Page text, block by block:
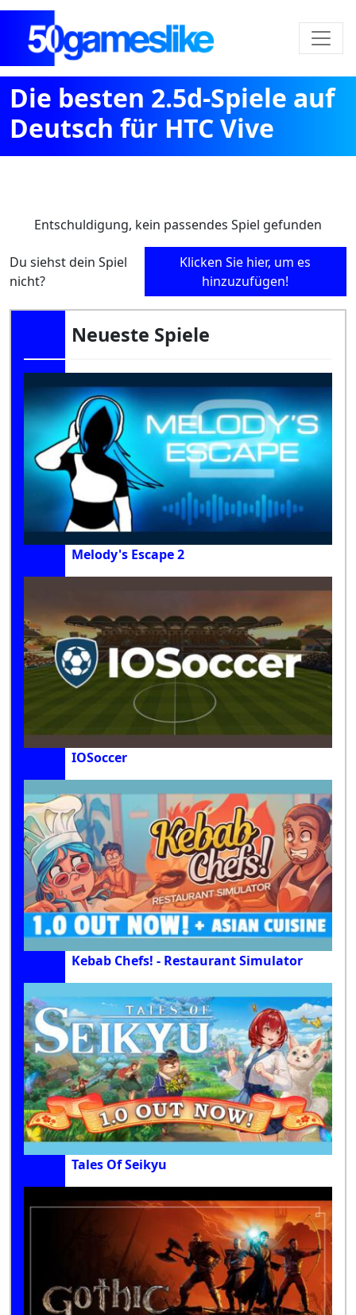
Die besten 2.5d-Spiele auf
Deutsch für HTC Vive
Entschuldigung, kein passendes Spiel gefunden
Du siehst dein Spiel
nicht?
Klicken Sie hier, um es
hinzuzufügen!
Neueste Spiele
Melody's Escape 2
IOSoccer
Kebab Chefs! - Restaurant Simulator
Tales Of Seikyu